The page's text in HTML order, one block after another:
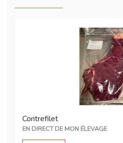
Contrefilet
EN DIRECT DE MON ÉLEVAGE